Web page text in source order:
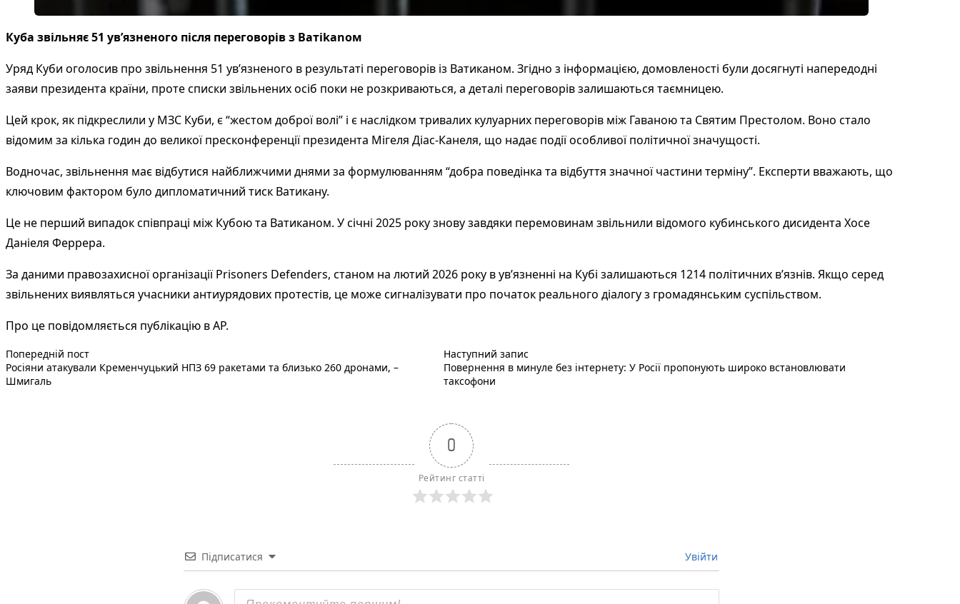
Куба звільняє 51 ув’язненого після переговорів з Ватikanом
Уряд Куби оголосив про звільнення 51 ув’язненого в результаті переговорів із Ватиканом. Згідно з інформацією, домовленості були досягнуті напередодні
заяви президента країни, проте списки звільнених осіб поки не розкриваються, а деталі переговорів залишаються таємницею.
Цей крок, як підкреслили у МЗС Куби, є “жестом доброї волі” і є наслідком тривалих кулуарних переговорів між Гаваною та Святим Престолом. Воно стало
відомим за кілька годин до великої пресконференції президента Мігеля Діас-Канеля, що надає події особливої політичної значущості.
Водночас, звільнення має відбутися найближчими днями за формулюванням “добра поведінка та відбуття значної частини терміну”. Експерти вважають, що
ключовим фактором було дипломатичний тиск Ватикану.
Це не перший випадок співпраці між Кубою та Ватиканом. У січні 2025 року знову завдяки перемовинам звільнили відомого кубинського дисидента Хосе
Даніеля Феррера.
За даними правозахисної організації Prisoners Defenders, станом на лютий 2026 року в ув’язненні на Кубі залишаються 1214 політичних в’язнів. Якщо серед
звільнених виявляться учасники антиурядових протестів, це може сигналізувати про початок реального діалогу з громадянським суспільством.
Про це повідомляється публікацію вАР.
Навігація
записів
Попередній постПопередній запис:
Росіяни атакували Кременчуцький НПЗ 69 ракетами та близько 260 дронами, –
Шмигаль
Наступний записНаступний пост :
Повернення в минуле без інтернету: У Росії пропонують широко встановлювати
таксофони
0
Рейтинг статті
Підписатися Увійти